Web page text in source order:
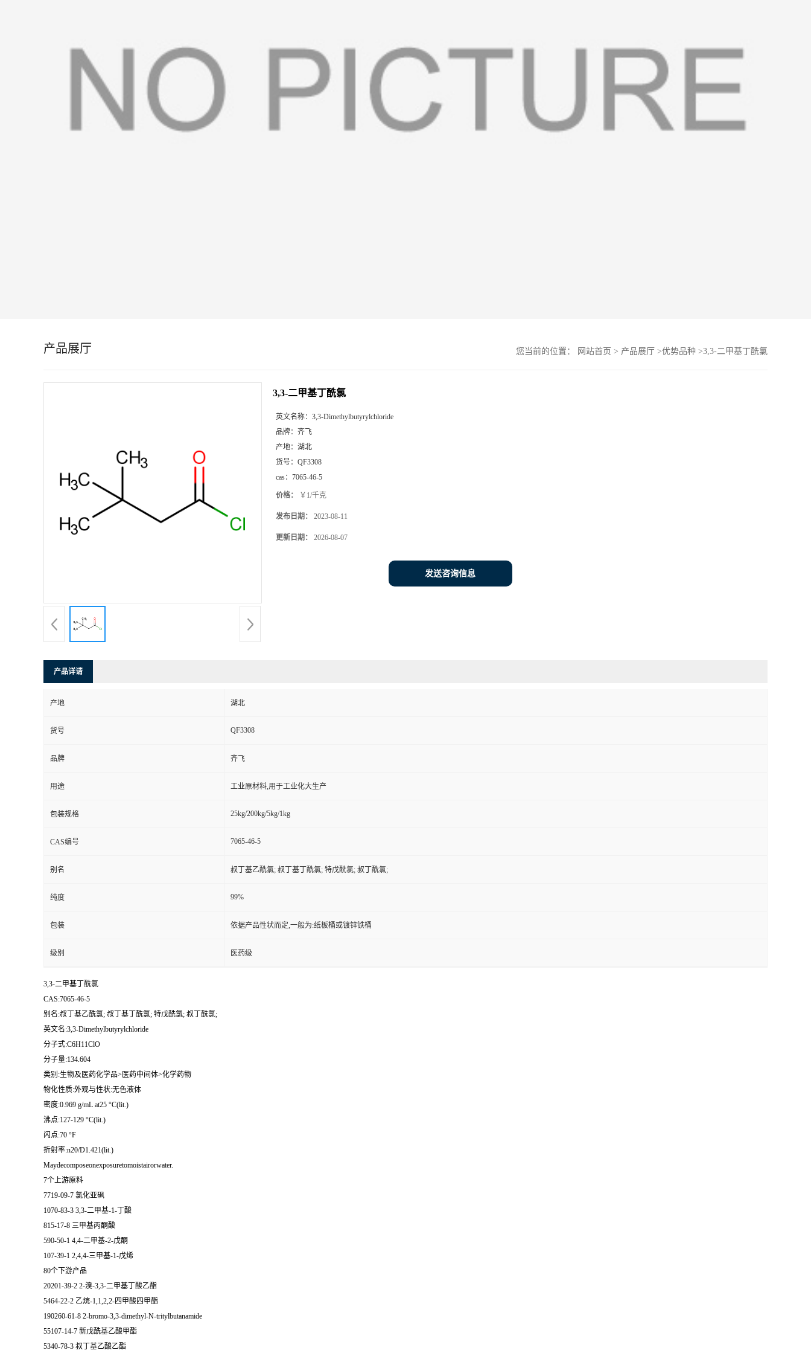
产品展厅 您当前的位置： 网站首页 > 产品展厅 >优势品种 >3,3-二甲基丁酰氯
3,3-二甲基丁酰氯
英文名称： 3,3-Dimethylbutyrylchloride
品牌： 齐飞
产地： 湖北
货号： QF3308
cas： 7065-46-5
价格： ￥1/千克
发布日期： 2023-08-11
更新日期： 2026-08-07
发送咨询信息
产品详请
产地 湖北
货号 QF3308
品牌 齐飞
用途 工业原材料,用于工业化大生产
包装规格 25kg/200kg/5kg/1kg
CAS编号 7065-46-5
别名 叔丁基乙酰氯; 叔丁基丁酰氯; 特戊酰氯; 叔丁酰氯;
纯度 99%
包装 依据产品性状而定,一般为:纸板桶或镀锌铁桶
级别 医药级
3,3-二甲基丁酰氯
CAS:7065-46-5
别名:叔丁基乙酰氯; 叔丁基丁酰氯; 特戊酰氯; 叔丁酰氯;
英文名:3,3-Dimethylbutyrylchloride
分子式:C6H11ClO
分子量:134.604
类别:生物及医药化学品>医药中间体>化学药物
物化性质:外观与性状:无色液体
密度:0.969 g/mL at25 °C(lit.)
沸点:127-129 °C(lit.)
闪点:70 °F
折射率:n20/D1.421(lit.)
Maydecomposeonexposuretomoistairorwater.
7个上游原料
7719-09-7 氯化亚砜
1070-83-3 3,3-二甲基-1-丁酸
815-17-8 三甲基丙酮酸
590-50-1 4,4-二甲基-2-戊酮
107-39-1 2,4,4-三甲基-1-戊烯
80个下游产品
20201-39-2 2-溴-3,3-二甲基丁酸乙酯
5464-22-2 乙烷-1,1,2,2-四甲酸四甲酯
190260-61-8 2-bromo-3,3-dimethyl-N-tritylbutanamide
55107-14-7 新戊酰基乙酸甲酯
5340-78-3 叔丁基乙酸乙酯